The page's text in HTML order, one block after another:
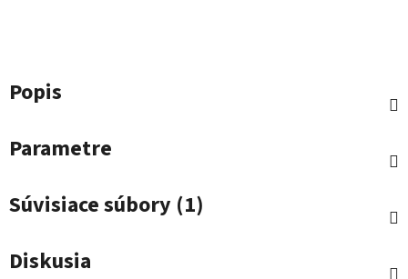
Popis
Parametre
Súvisiace súbory (1)
Diskusia